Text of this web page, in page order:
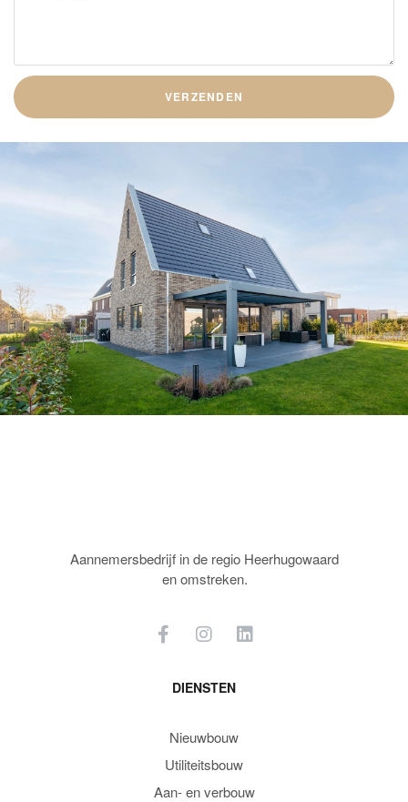
VERZENDEN
Aannemersbedrijf in de regio Heerhugowaard
en omstreken.
DIENSTEN
Nieuwbouw
Utiliteitsbouw
Aan- en verbouw